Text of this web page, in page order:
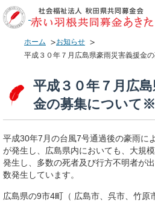
ホーム
お知らせ
平成３０年７月広島県豪雨災害義援金
平成３０年７月広
金の募集について
平成30年7月の台風7号通過後の豪雨に
が発生し、広島県内においても、大規
発生し、多数の死者及び行方不明者が
数発生しています。
広島県の9市4町（ 広島市、呉市、竹原